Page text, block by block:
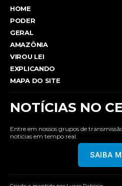
HOME
PODER
GERAL
AMAZÔNIA
VIROU LEI
EXPLICANDO
MAPA DO SITE
NOTÍCIAS NO
Entre em nossos grupos de
notícias em tempo real.
SAIBA